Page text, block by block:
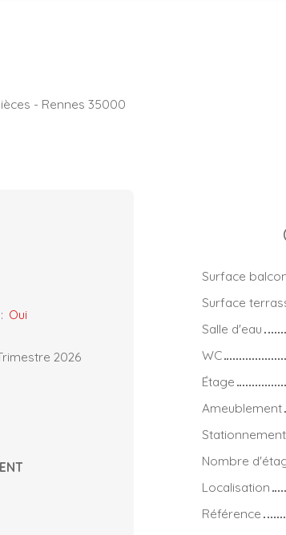
- Rennes 35000
: Oui
2026
Surface
Surface
Salle d'eau
WC
Étage
Ameublement
Nombre
Localisation
Référence